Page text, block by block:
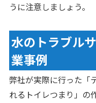
うに注意しましょう。
水のトラブル
業事例
弊社が実際に行った「
れるトイレつまり」の